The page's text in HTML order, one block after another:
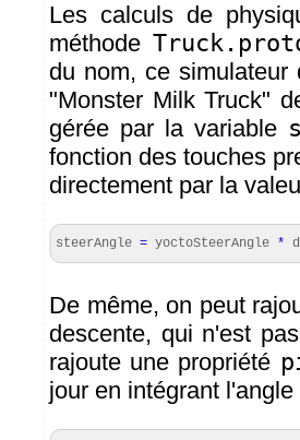
Les calculs de
méthode
du nom, ce
"Monster Milk Truck"
gérée par la variable
fonction des touches
directement par la
steerAngle = yoctoSteerAngle *
De même, on peut
descente, qui n'est
rajoute une propriété
jour en intégrant